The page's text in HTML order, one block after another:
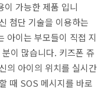
이 가능한 제품 입니
첨단 기술을 이용하는
아이는 부모들이 직접 지
이 많습니다. 키즈폰 쥬
의 아이의 위치를 실시간
때 SOS 메시지를 바로